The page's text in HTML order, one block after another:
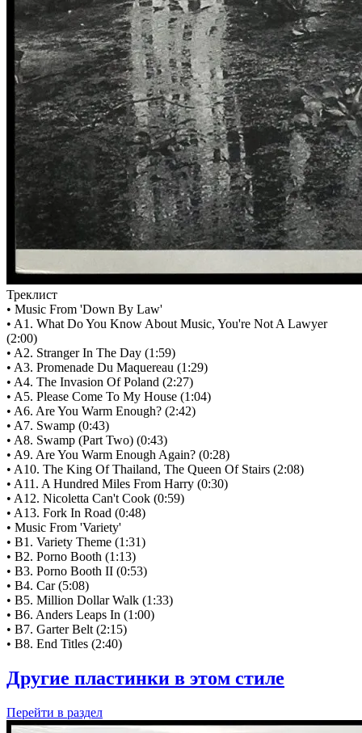
Треклист
• Music From 'Down By Law'
• A1. What Do You Know About Music, You're Not A Lawyer
(2:00)
• A2. Stranger In The Day (1:59)
• A3. Promenade Du Maquereau (1:29)
• A4. The Invasion Of Poland (2:27)
• A5. Please Come To My House (1:04)
• A6. Are You Warm Enough? (2:42)
• A7. Swamp (0:43)
• A8. Swamp (Part Two) (0:43)
• A9. Are You Warm Enough Again? (0:28)
• A10. The King Of Thailand, The Queen Of Stairs (2:08)
• A11. A Hundred Miles From Harry (0:30)
• A12. Nicoletta Can't Cook (0:59)
• A13. Fork In Road (0:48)
• Music From 'Variety'
• B1. Variety Theme (1:31)
• B2. Porno Booth (1:13)
• B3. Porno Booth II (0:53)
• B4. Car (5:08)
• B5. Million Dollar Walk (1:33)
• B6. Anders Leaps In (1:00)
• B7. Garter Belt (2:15)
• B8. End Titles (2:40)
Другие пластинки в этом стиле
Перейти в раздел